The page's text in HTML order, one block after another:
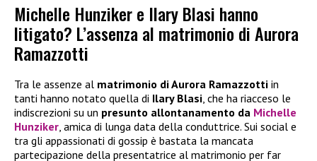
Michelle Hunziker e Ilary Blasi hanno
litigato? L’assenza al matrimonio di Aurora
Ramazzotti
Tra le assenze al matrimonio di Aurora Ramazzotti in
tanti hanno notato quella di Ilary Blasi, che ha riacceso le
indiscrezioni su un presunto allontanamento da Michelle
Hunziker, amica di lunga data della conduttrice. Sui social e
tra gli appassionati di gossip è bastata la mancata
partecipazione della presentatrice al matrimonio per far